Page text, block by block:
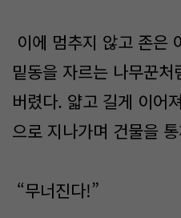
이에 멈추지 않고 존은
밑동을 자르는 나무꾼
버렸다. 얇고 길게 이어
으로 지나가며 건물을
“무너진다!”